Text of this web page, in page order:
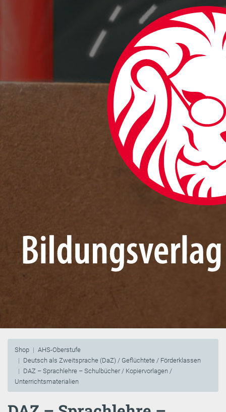
Shop
AHS-Oberstufe
Deutsch als Zweitsprache (DaZ) / Geflüchtete / Förderklassen
DAZ – Sprachlehre – Schulbücher / Kopiervorlagen /
Unterrichtsmaterialien